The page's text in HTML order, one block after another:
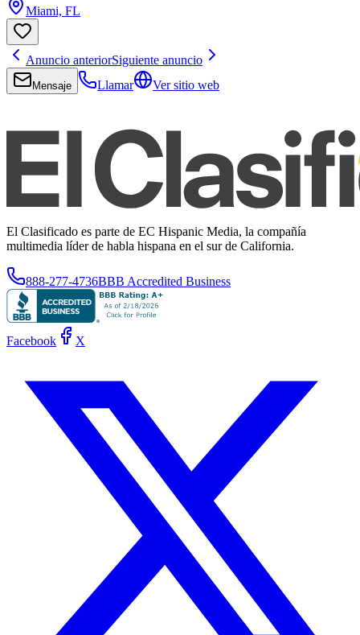
Miami, FL
Anuncio anteriorSiguiente anuncio
Mensaje Llamar Ver sitio web
El Clasificado es parte de EC Hispanic Media, la compañía
multimedia líder de habla hispana en el sur de California.
888-277-4736BBB Accredited Business
Facebook X